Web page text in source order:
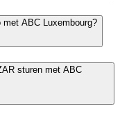
ABC Luxembourg?
sturen met ABC